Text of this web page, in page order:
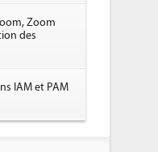
Zoom
des
IAM et PAM